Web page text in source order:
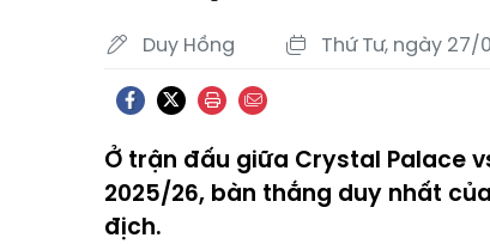
Duy Hồng Thứ Tư, ngày 27/
Ở trận đấu giữa Crystal Palace
2025/26, bàn thắng duy nhất
địch.